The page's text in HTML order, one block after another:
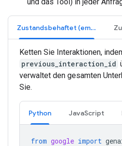
Zustandsbehaftet (empfohlen)
Ketten Sie Interaktionen,
previous_interaction_id
verwaltet den gesamten
Sie.
Python JavaScript
from google import